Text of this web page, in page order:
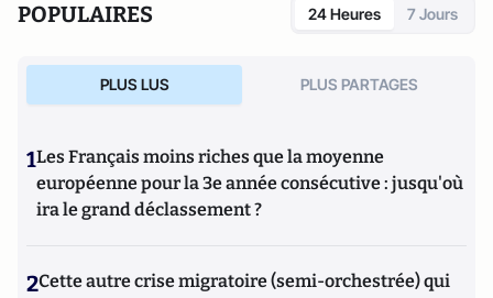
POPULAIRES 24 Heures 7 Jours
PLUS LUS PLUS PARTAGES
1Les Français moins riches que la moyenne
européenne pour la 3e année consécutive : jusqu'où
ira le grand déclassement ?
2Cette autre crise migratoire (semi-orchestrée) qui